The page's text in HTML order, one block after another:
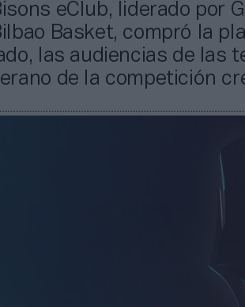
eClub, liderado por
Basket, compró la
las audiencias de las
de la competición